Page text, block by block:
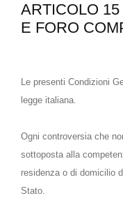
ARTICOLO
E FORO
Le presenti Condizioni
legge italiana.
Ogni controversia che
sottoposta alla
residenza o di domicilio
Stato.